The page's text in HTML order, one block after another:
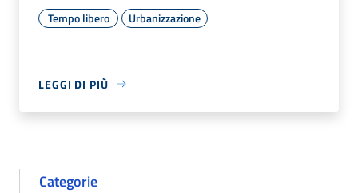
Tempo libero Urbanizzazione
LEGGI DI PIÙ
Categorie